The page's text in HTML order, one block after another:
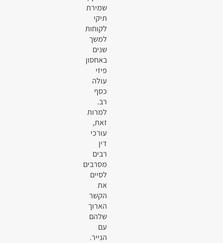
שמירת
תיקי
לקוחות
למשך
שנים
באחסון
פיזי
עולה
כסף
רב.
למרות
זאת,
עורכי
דין
רבים
מסרבים
לסיים
את
הקשר
הארוך
שלהם
עם
הנייר.